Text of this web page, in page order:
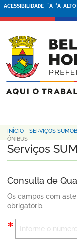
ACESSIBILIDADE -A +A ALTO
INÍCIO - SERVIÇOS SUMOB
ÔNIBUS
Serviços
Consulta de
Os campos com
obrigatório.